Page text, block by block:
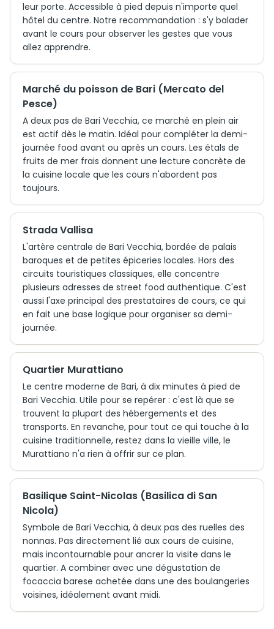
leur porte. Accessible à pied depuis n'importe quel
hôtel du centre. Notre recommandation : s'y balader
avant le cours pour observer les gestes que vous
allez apprendre.
Marché du poisson de Bari (Mercato del
Pesce)
A deux pas de Bari Vecchia, ce marché en plein air
est actif dès le matin. Idéal pour compléter la demi-
journée food avant ou après un cours. Les étals de
fruits de mer frais donnent une lecture concrète de
la cuisine locale que les cours n'abordent pas
toujours.
Strada Vallisa
L'artère centrale de Bari Vecchia, bordée de palais
baroques et de petites épiceries locales. Hors des
circuits touristiques classiques, elle concentre
plusieurs adresses de street food authentique. C'est
aussi l'axe principal des prestataires de cours, ce qui
en fait une base logique pour organiser sa demi-
journée.
Quartier Murattiano
Le centre moderne de Bari, à dix minutes à pied de
Bari Vecchia. Utile pour se repérer : c'est là que se
trouvent la plupart des hébergements et des
transports. En revanche, pour tout ce qui touche à la
cuisine traditionnelle, restez dans la vieille ville, le
Murattiano n'a rien à offrir sur ce plan.
Basilique Saint-Nicolas (Basilica di San
Nicola)
Symbole de Bari Vecchia, à deux pas des ruelles des
nonnas. Pas directement lié aux cours de cuisine,
mais incontournable pour ancrer la visite dans le
quartier. A combiner avec une dégustation de
focaccia barese achetée dans une des boulangeries
voisines, idéalement avant midi.